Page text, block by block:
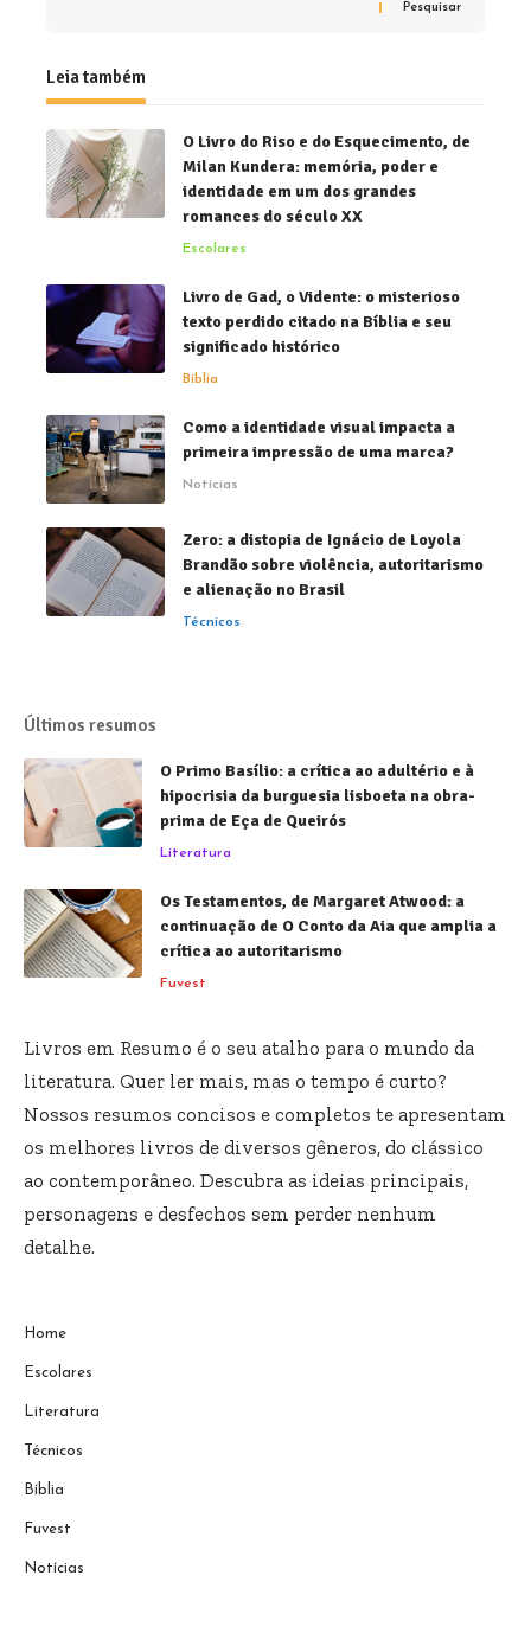
Pesquisar
Leia também
O Livro do Riso e do Esquecimento, de
Milan Kundera: memória, poder e
identidade em um dos grandes
romances do século XX
Escolares
Livro de Gad, o Vidente: o misterioso
texto perdido citado na Bíblia e seu
significado histórico
Bíblia
Como a identidade visual impacta a
primeira impressão de uma marca?
Notícias
Zero: a distopia de Ignácio de Loyola
Brandão sobre violência, autoritarismo
e alienação no Brasil
Técnicos
Últimos resumos
O Primo Basílio: a crítica ao adultério e à
hipocrisia da burguesia lisboeta na obra-
prima de Eça de Queirós
Literatura
Os Testamentos, de Margaret Atwood: a
continuação de O Conto da Aia que amplia a
crítica ao autoritarismo
Fuvest
Livros em Resumo é o seu atalho para o mundo da
literatura. Quer ler mais, mas o tempo é curto?
Nossos resumos concisos e completos te apresentam
os melhores livros de diversos gêneros, do clássico
ao contemporâneo. Descubra as ideias principais,
personagens e desfechos sem perder nenhum
detalhe.
Home
Escolares
Literatura
Técnicos
Bíblia
Fuvest
Notícias